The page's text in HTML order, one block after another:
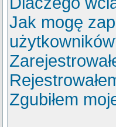
Jak mogę
Zgubiłem